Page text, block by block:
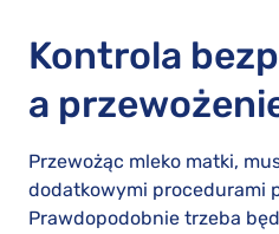
Kontrola
a
Przewożąc mleko matki,
dodatkowymi procedurami
Prawdopodobnie trzeba